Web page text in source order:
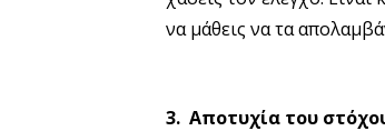
να μάθεις να τα
3. Αποτυχία του